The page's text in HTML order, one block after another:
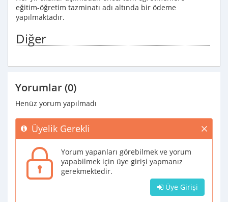
eğitim-öğretim tazminatı adı altında bir ödeme
yapılmaktadır.
Diğer
Yorumlar (0)
Henüz yorum yapılmadı
Üyelik Gerekli
Yorum yapanları görebilmek ve yorum
yapabilmek için üye girişi yapmanız
gerekmektedir.
Üye Girişi